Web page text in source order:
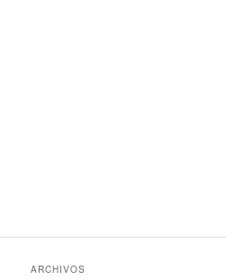
ARCHIVOS